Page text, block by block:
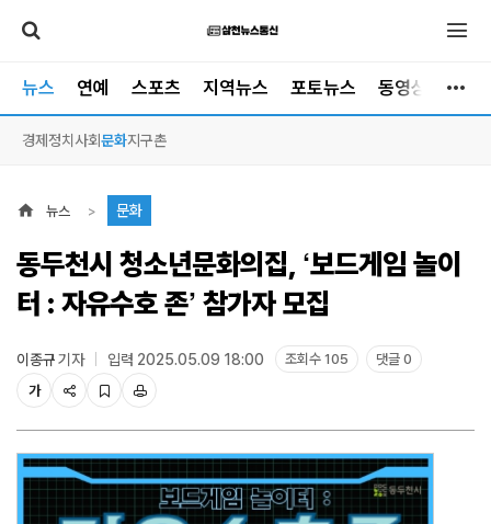
뉴스 연예 스포츠 지역뉴스 포토뉴스 동영상뉴스
경제 정치 사회문화지구촌
뉴스 문화
동두천시 청소년문화의집, ‘보드게임 놀이
터 : 자유수호 존’ 참가자 모집
이종규기자 입력 2025.05.09 18:00 조회수 105
댓글 0
가